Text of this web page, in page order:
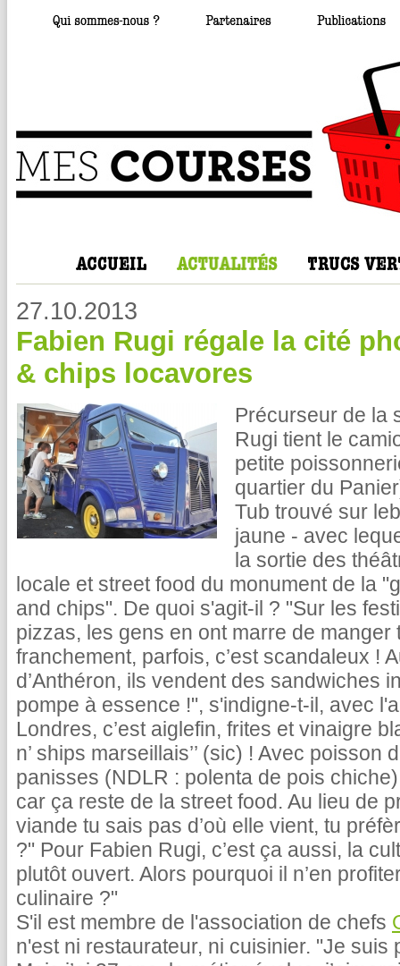
27.10.2013
Fabien Rugi régale la cité
& chips locavores
Précurseur de la
Rugi tient le
petite
quartier du
Tub trouvé sur
jaune - avec
la sortie des
locale et street food du monument de la
and chips". De quoi s'agit-il ? "Sur les
pizzas, les gens en ont marre de
franchement, parfois, c’est scandaleux !
d’Anthéron, ils vendent des sandwiches
pompe à essence !", s'indigne-t-il, avec
Londres, c’est aiglefin, frites et vinaigre
n’ ships marseillais’’ (sic) ! Avec
panisses (NDLR : polenta de pois
car ça reste de la street food. Au lieu de
viande tu sais pas d’où elle vient, tu
?" Pour Fabien Rugi, c’est ça aussi, la
plutôt ouvert. Alors pourquoi il n’en
culinaire ?"
S'il est membre de l'association de chefs
n'est ni restaurateur, ni cuisinier. "Je suis